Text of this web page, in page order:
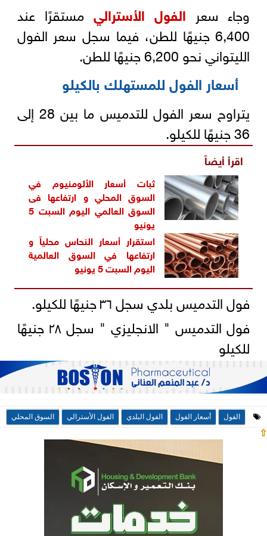
وجاء سعر الفول الأسترالي مستقرًا عند
6,400 جنيهًا للطن، فيما سجل سعر الفول
الليتواني نحو 6,200 جنيهًا للطن.
أسعار الفول للمستهلك بالكيلو
يتراوح سعر الفول للتدميس ما بين 28 إلى
36 جنيهًا للكيلو.
اقرأ أيضاً
ثبات أسعار الألومنيوم في
السوق المحلي و ارتفاعها فى
السوق العالمي اليوم السبت 5
يونيو
استقرار أسعار النحاس محلياً و
ارتفاعها في السوق العالمية
اليوم السبت 5 يونيو
فول التدميس بلدي سجل ٣٦ جنيهًا للكيلو.
فول التدميس " الانجليزي " سجل ٢٨ جنيهًا
للكيلو
الفول أسعار الفول الفول البلدي الفول الأسترالي السوق المحلي
⇧